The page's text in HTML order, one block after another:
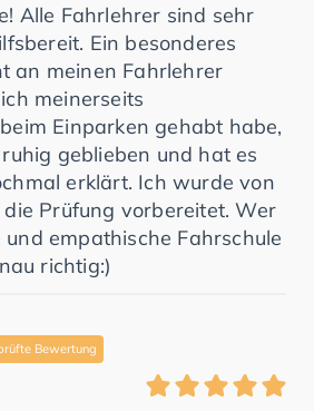
Alle Fahrlehrer sind sehr
Ein besonderes
an meinen Fahrlehrer
meinerseits
Einparken gehabt habe,
geblieben und hat es
erklärt. Ich wurde von
Prüfung vorbereitet. Wer
empathische Fahrschule
richtig:)
Bewertung